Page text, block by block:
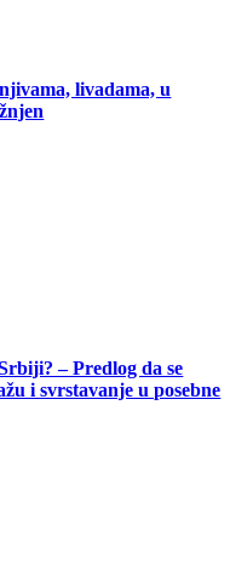
livadama, u
– Predlog da se
i svrstavanje u posebne